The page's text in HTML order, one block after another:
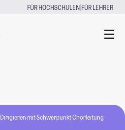
FÜR HOCHSCHULEN|FÜR LEHRER
Dirigieren mit Schwerpunkt Chorleitung